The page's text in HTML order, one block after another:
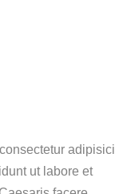
adipisici
ut labore et